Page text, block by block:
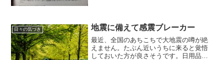
日々の気づき 地震に備えて感震ブレーカー
最近、全国のあちこちで大地震の噂が絶
えません。たぶん近いうちに来ると覚悟
しておいた方が良さそうです。日用品は